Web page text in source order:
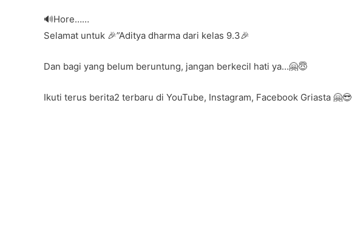
🔊Hore……
Selamat untuk 🎉”Aditya dharma dari kelas 9.3🎉
Dan bagi yang belum beruntung, jangan berkecil hati ya…🤗😇
Ikuti terus berita2 terbaru di YouTube, Instagram, Facebook Griasta 🤗😎